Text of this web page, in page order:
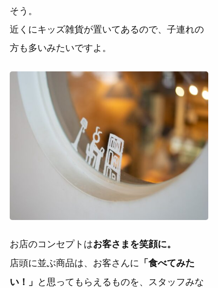
そう。
近くにキッズ雑貨が置いてあるので、子連れの
方も多いみたいですよ。
お店のコンセプトはお客さまを笑顔に。
店頭に並ぶ商品は、お客さんに 「食べてみた
い！」
と思ってもらえるものを、スタッフみな